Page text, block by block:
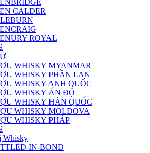
CALDER
ROYAL
WHISKY MYANMAR
WHISKY PHẦN LAN
WHISKY ANH QUỐC
WHISKY ẤN ĐỘ
WHISKY HÀN QUỐC
WHISKY MOLDOVA
WHISKY PHÁP
Whisky
IN-BOND